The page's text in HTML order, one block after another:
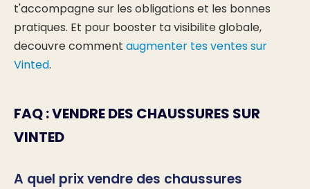
t'accompagne sur les obligations et les bonnes
pratiques. Et pour booster ta visibilite globale,
decouvre comment augmenter tes ventes sur
Vinted.
FAQ : VENDRE DES CHAUSSURES SUR
VINTED
A quel prix vendre des chaussures